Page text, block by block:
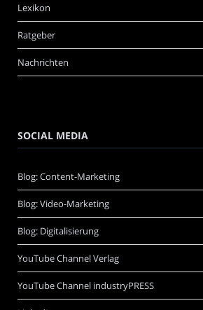
Lexikon
Ratgeber
Nachrichten
SOCIAL MEDIA
Blog: Content-Marketing
Blog: Video-Marketing
Blog: Digitalisierung
YouTube Channel Verlag
YouTube Channel industryPRESS